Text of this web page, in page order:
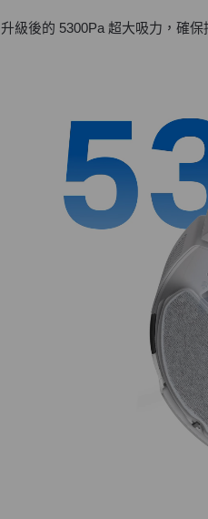
升級後的 5300Pa 超大吸力，確